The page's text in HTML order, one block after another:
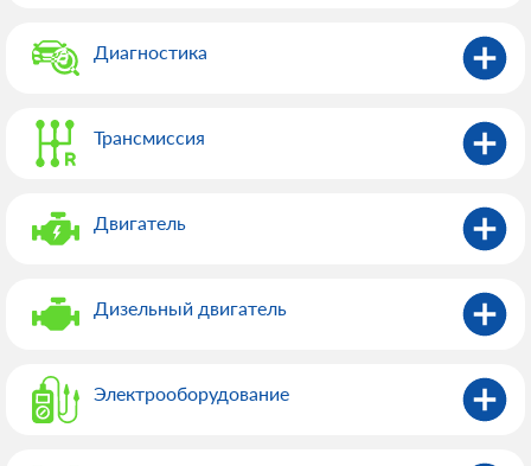
Диагностика
Трансмиссия
Двигатель
Дизельный двигатель
Электрооборудованиe